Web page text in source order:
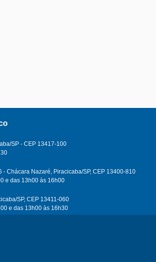
SP - CEP 13417-100
- Chácara Nazaré, Piracicaba/SP, CEP 13400-810
e das 13h00 às 16h00
SP, CEP 13411-060
e das 13h00 às 16h30